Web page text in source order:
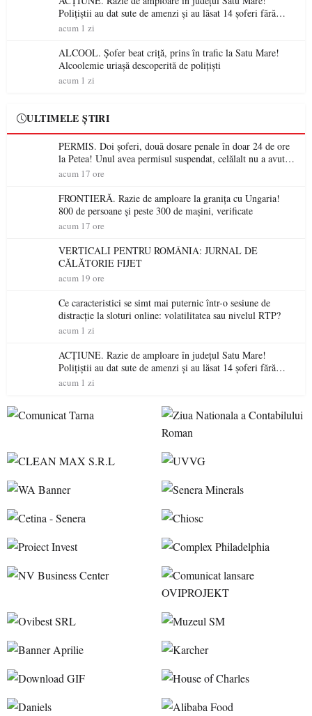
Polițiștii au dat sute de amenzi și au lăsat 14 șoferi fără
permis într-o singură zi
acum 1 zi
ALCOOL. Șofer beat criță, prins în trafic la Satu Mare!
Alcoolemie uriașă descoperită de polițiști
acum 1 zi
ULTIMELE ȘTIRI
PERMIS. Doi șoferi, două dosare penale în doar 24 de ore
la Petea! Unul avea permisul suspendat, celălalt nu a avut
niciodată permis
acum 17 ore
FRONTIERĂ. Razie de amploare la granița cu Ungaria!
800 de persoane și peste 300 de mașini, verificate
acum 17 ore
VERTICALI PENTRU ROMÂNIA: JURNAL DE
CĂLĂTORIE FIJET
acum 19 ore
Ce caracteristici se simt mai puternic într-o sesiune de
distracție la sloturi online: volatilitatea sau nivelul RTP?
acum 1 zi
ACȚIUNE. Razie de amploare în județul Satu Mare!
Polițiștii au dat sute de amenzi și au lăsat 14 șoferi fără
permis într-o singură zi
acum 1 zi